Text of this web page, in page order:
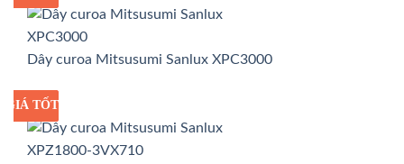
Dây curoa Mitsusumi Sanlux XPC3000
GIÁ SỈ
GIÁ TỐT